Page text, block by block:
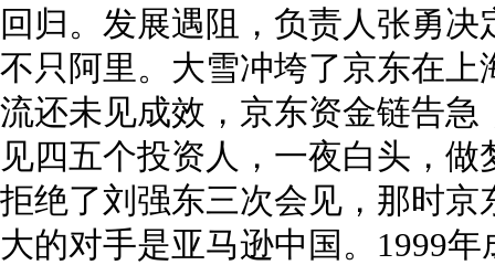
回归。发展遇阻，负责人张勇
不只阿里。大雪冲垮了京东在
流还未见成效，京东资金链告
见四五个投资人，一夜白头，
拒绝了刘强东三次会见，那时
大的对手是亚马逊中国。1999